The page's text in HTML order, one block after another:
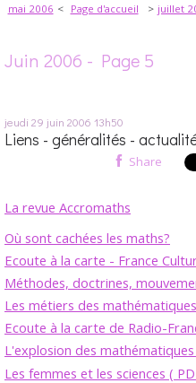
mai 2006 Page d'accueil juillet
Juin 2006 - Page 5
jeudi 29 juin 2006 13h50
Liens - généralités -
Share
La revue Accromaths
Où sont cachées les maths?
Ecoute à la carte - France
Méthodes, doctrines,
Les métiers des
Ecoute à la carte de Radio-
L'explosion des mathématiques
Les femmes et les sciences (